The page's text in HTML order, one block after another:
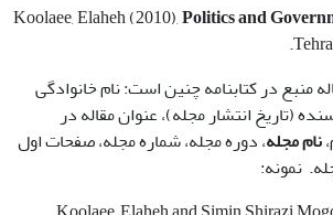
Koolaee, Elaheh (2010),Politics and
منبع در کتابنامه چنین است: نام خانوادگی
(تاریخ انتشار مجله)، عنوان مقاله در
نام مجله، دوره مجله، شماره مجله، صفحات اول
نمونه: